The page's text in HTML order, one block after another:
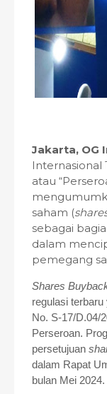
Jakarta, OG
Internasional
atau
saham (
sebagai
dalam
pemegang
Shares
regulasi
No. S-17/D.04/
Perseroan.
persetujuan
dalam Rapat
bulan Mei 2024.